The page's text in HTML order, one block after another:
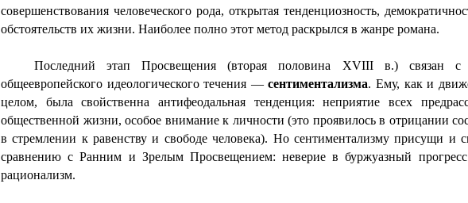
совершенствования человеческого рода, открытая тенденциозность,
обстоятельств их жизни. Наиболее полно этот метод раскрылся в жанре романа.
Последний этап Просвещения (вторая половина XVIII в.) связан с
общеевропейского идеологического течения —сентиментализма. Ему, как и
целом, была свойственна антифеодальная тенденция: неприятие всех
общественной жизни, особое внимание к личности (это проявилось в отрицании
в стремлении к равенству и свободе человека). Но сентиментализму присущи и
сравнению с Ранним и Зрелым Просвещением: неверие в буржуазный прогресс
рационализм.